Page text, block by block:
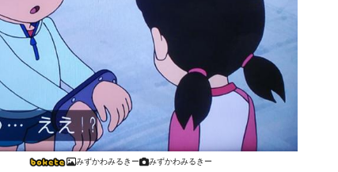
みずかわみるきー みずかわみるきー